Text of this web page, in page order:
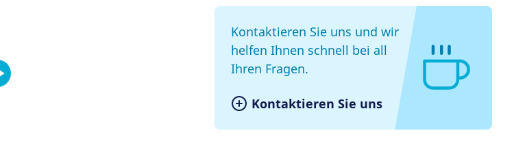
Kontaktieren Sie uns und wir
helfen Ihnen schnell bei all
Ihren Fragen.
Kontaktieren Sie uns